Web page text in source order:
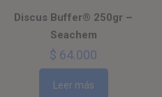
Discus Buffer® 250gr –
Seachem
$ 64.000
Leer más